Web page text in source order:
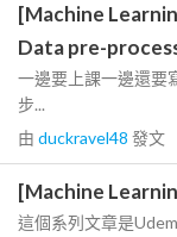
[Machine
Data pre-
一邊要上課一邊還要
步...
由 duckravel48 發文
[Machine
這個系列文章是